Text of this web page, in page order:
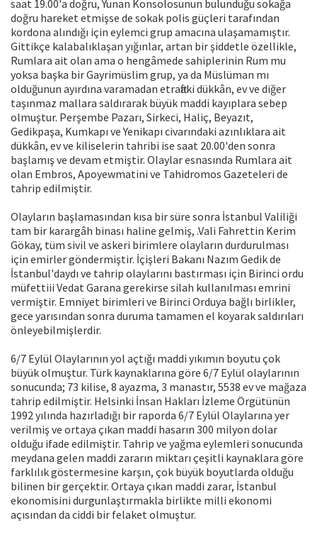
saat 19.00'a doğru, Yunan Konsolosunun bulunduğu sokağa
doğru hareket etmişse de sokak polis güçleri tarafından
kordona alındığı için eylemci grup amacına ulaşamamıştır.
Gittikçe kalabalıklaşan yığınlar, artan bir şiddetle özellikle,
Rumlara ait olan ama o hengâmede sahiplerinin Rum mu
yoksa başka bir Gayrimüslim grup, ya da Müslüman mı
olduğunun ayırdına varamadan etraftaki dükkân, ev ve diğer
taşınmaz mallara saldırarak büyük maddi kayıplara sebep
olmuştur. Perşembe Pazarı, Sirkeci, Haliç, Beyazıt,
Gedikpaşa, Kumkapı ve Yenikapı civarındaki azınlıklara ait
dükkân, ev ve kiliselerin tahribi ise saat 20.00'den sonra
başlamış ve devam etmiştir. Olaylar esnasında Rumlara ait
olan Embros, Apoyewmatini ve Tahidromos Gazeteleri de
tahrip edilmiştir.
Olayların başlamasından kısa bir süre sonra İstanbul Valiliği
tam bir karargâh binası haline gelmiş, .Vali Fahrettin Kerim
Gökay, tüm sivil ve askeri birimlere olayların durdurulması
için emirler göndermiştir. İçişleri Bakanı Nazım Gedik de
İstanbul'daydı ve tahrip olaylarını bastırması için Birinci ordu
müfettiii Vedat Garana gerekirse silah kullanılması emrini
vermiştir. Emniyet birimleri ve Birinci Orduya bağlı birlikler,
gece yarısından sonra duruma tamamen el koyarak saldırıları
önleyebilmişlerdir.
6/7 Eylül Olaylarının yol açtığı maddi yıkımın boyutu çok
büyük olmuştur. Türk kaynaklarına göre 6/7 Eylül olaylarının
sonucunda; 73 kilise, 8 ayazma, 3 manastır, 5538 ev ve mağaza
tahrip edilmiştir. Helsinki İnsan Hakları İzleme Örgütünün
1992 yılında hazırladığı bir raporda 6/7 Eylül Olaylarına yer
verilmiş ve ortaya çıkan maddi hasarın 300 milyon dolar
olduğu ifade edilmiştir. Tahrip ve yağma eylemleri sonucunda
meydana gelen maddi zararın miktarı çeşitli kaynaklara göre
farklılık göstermesine karşın, çok büyük boyutlarda olduğu
bilinen bir gerçektir. Ortaya çıkan maddi zarar, İstanbul
ekonomisini durgunlaştırmakla birlikte milli ekonomi
açısından da ciddi bir felaket olmuştur.